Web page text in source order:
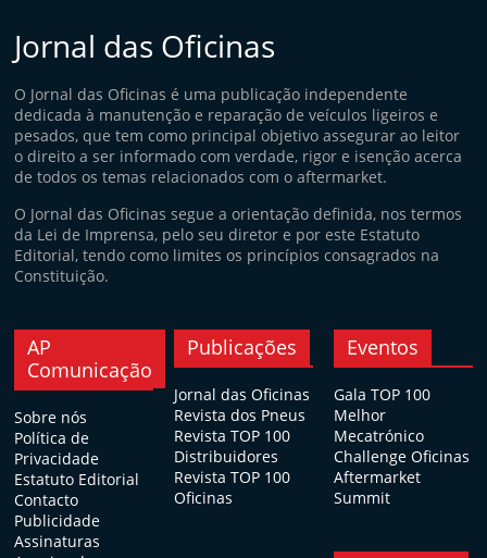
Jornal das Oficinas
O Jornal das Oficinas é uma publicação independente
dedicada à manutenção e reparação de veículos ligeiros e
pesados, que tem como principal objetivo assegurar ao leitor
o direito a ser informado com verdade, rigor e isenção acerca
de todos os temas relacionados com o aftermarket.
O Jornal das Oficinas segue a orientação definida, nos termos
da Lei de Imprensa, pelo seu diretor e por este Estatuto
Editorial, tendo como limites os princípios consagrados na
Constituição.
AP
Comunicação
Sobre nós
Política de
Privacidade
Estatuto Editorial
Contacto
Publicidade
Assinaturas
Publicações
Jornal das Oficinas
Revista dos Pneus
Revista TOP 100
Distribuidores
Revista TOP 100
Oficinas
Eventos
Gala TOP 100
Melhor
Mecatrónico
Challenge Oficinas
Aftermarket
Summit